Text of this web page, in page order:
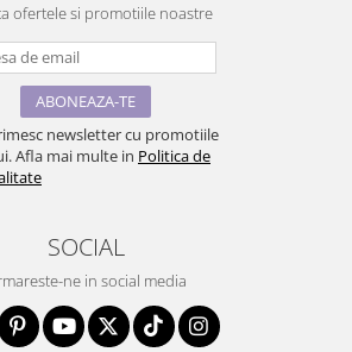
ofertele si promotiile noastre
newsletter cu promotiile
Afla mai multe in Politica de
SOCIAL
ne in social media